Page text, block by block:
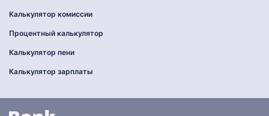
Калькулятор комиссии
Процентный калькулятор
Калькулятор пени
Калькулятор зарплаты